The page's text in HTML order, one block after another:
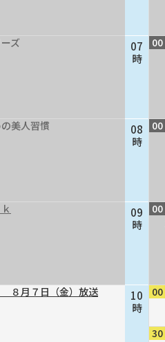
ズ
美人習慣
８月７日（金）放送
07
時
08
時
09
時
10
時
00
00
00
00
30